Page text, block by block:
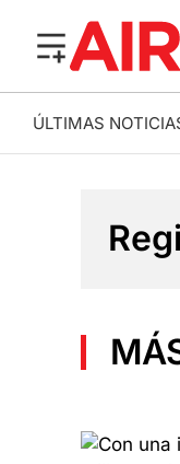
ÚLTIMAS